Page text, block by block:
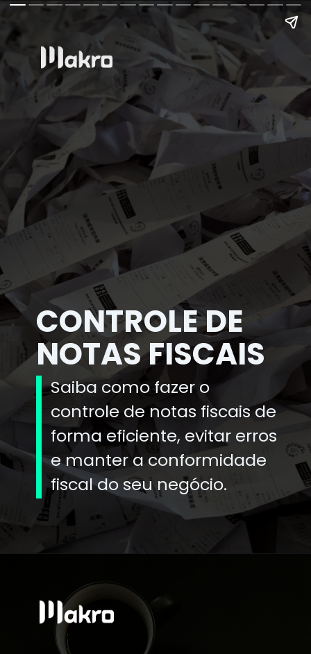
CONTROLE DE
NOTAS FISCAIS
Saiba como fazer o
controle de notas fiscais de
forma eficiente, evitar erros
e manter a conformidade
fiscal do seu negócio.